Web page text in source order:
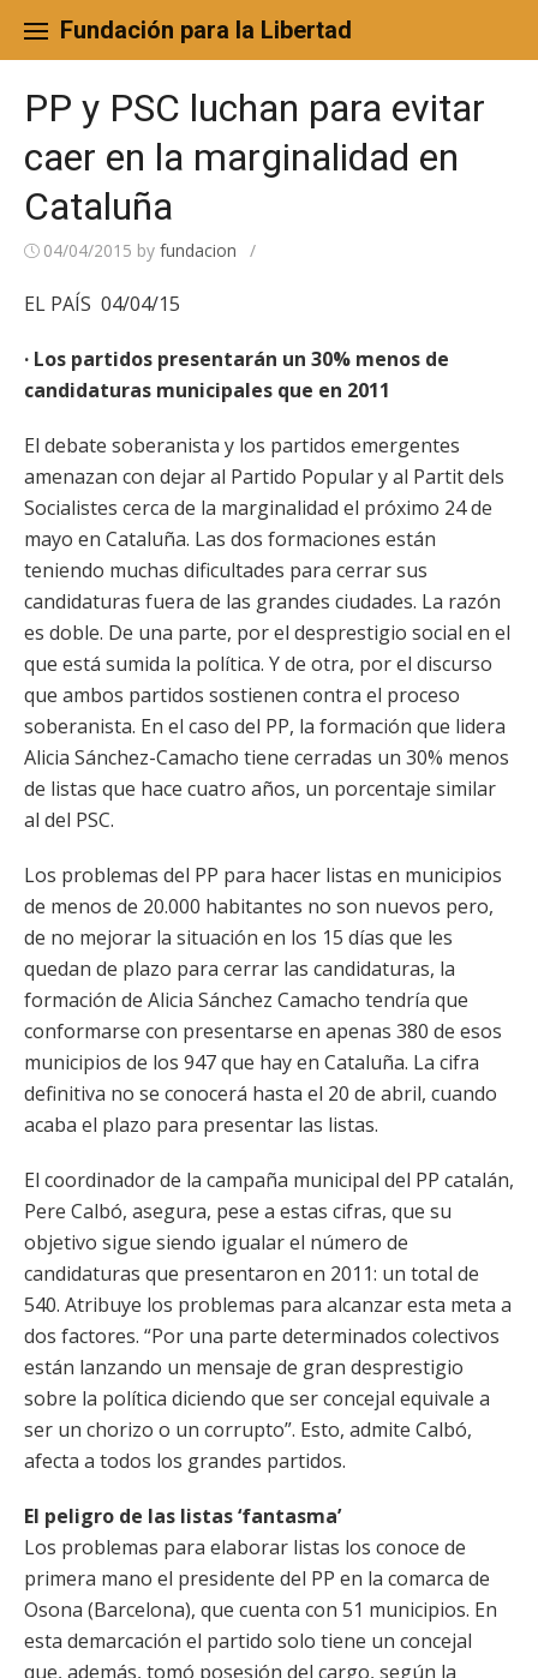
content
Fundación para la Libertad
PP y PSC luchan para evitar
caer en la marginalidad en
Cataluña
04/04/2015 by fundacion /
EL PAÍS 04/04/15
· Los partidos presentarán un 30% menos de
candidaturas municipales que en 2011
El debate soberanista y los partidos emergentes
amenazan con dejar al Partido Popular y al Partit dels
Socialistes cerca de la marginalidad el próximo 24 de
mayo en Cataluña. Las dos formaciones están
teniendo muchas dificultades para cerrar sus
candidaturas fuera de las grandes ciudades. La razón
es doble. De una parte, por el desprestigio social en el
que está sumida la política. Y de otra, por el discurso
que ambos partidos sostienen contra el proceso
soberanista. En el caso del PP, la formación que lidera
Alicia Sánchez-Camacho tiene cerradas un 30% menos
de listas que hace cuatro años, un porcentaje similar
al del PSC.
Los problemas del PP para hacer listas en municipios
de menos de 20.000 habitantes no son nuevos pero,
de no mejorar la situación en los 15 días que les
quedan de plazo para cerrar las candidaturas, la
formación de Alicia Sánchez Camacho tendría que
conformarse con presentarse en apenas 380 de esos
municipios de los 947 que hay en Cataluña. La cifra
definitiva no se conocerá hasta el 20 de abril, cuando
acaba el plazo para presentar las listas.
El coordinador de la campaña municipal del PP catalán,
Pere Calbó, asegura, pese a estas cifras, que su
objetivo sigue siendo igualar el número de
candidaturas que presentaron en 2011: un total de
540. Atribuye los problemas para alcanzar esta meta a
dos factores. “Por una parte determinados colectivos
están lanzando un mensaje de gran desprestigio
sobre la política diciendo que ser concejal equivale a
ser un chorizo o un corrupto”. Esto, admite Calbó,
afecta a todos los grandes partidos.
El peligro de las listas ‘fantasma’
Los problemas para elaborar listas los conoce de
primera mano el presidente del PP en la comarca de
Osona (Barcelona), que cuenta con 51 municipios. En
esta demarcación el partido solo tiene un concejal
que, además, tomó posesión del cargo, según la